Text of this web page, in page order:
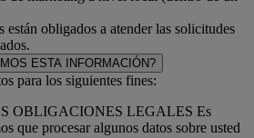
están obligados a atender las solicitudes
ESTA INFORMACIÓN?
para los siguientes fines:
OBLIGACIONES LEGALES Es
que procesar algunos datos sobre usted